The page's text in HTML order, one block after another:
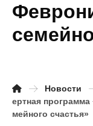
Новости
ертная
мейного счастья»